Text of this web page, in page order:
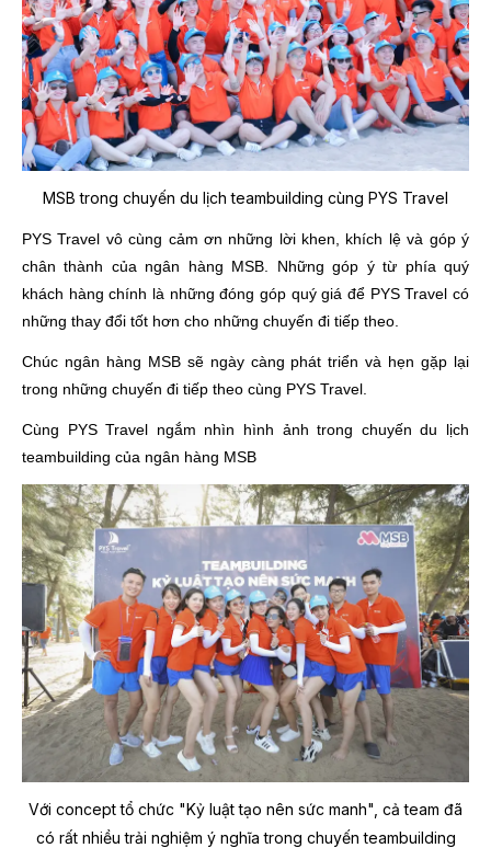
MSB trong chuyến du lịch teambuilding cùng PYS Travel
PYS Travel vô cùng cảm ơn những lời khen, khích lệ và góp ý
chân thành của ngân hàng MSB. Những góp ý từ phía quý
khách hàng chính là những đóng góp quý giá để PYS Travel có
những thay đổi tốt hơn cho những chuyến đi tiếp theo.
Chúc ngân hàng MSB sẽ ngày càng phát triển và hẹn gặp lại
trong những chuyến đi tiếp theo cùng PYS Travel.
Cùng PYS Travel ngắm nhìn hình ảnh trong chuyến du lịch
teambuilding của ngân hàng MSB
Với concept tổ chức "Kỷ luật tạo nên sức manh", cả team đã
có rất nhiều trải nghiệm ý nghĩa trong chuyến teambuilding